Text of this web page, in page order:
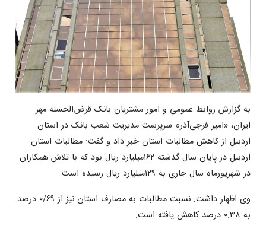
به گزارش روابط عمومی و امور مشتریان بانک قرض‌الحسنه مهر
ایران، «امیر فرجی‌آذر» سرپرست مدیریت شعب بانک در استان
اردبیل از کاهش مطالبات استان خبر داد و گفت: مطالبات استان
اردبیل در پایان سال گذشته ۱۶۲میلیارد ریال بود که با تلاش همکاران
در شهریورماه سال جاری به ۱۲۹میلیارد ریال رسیده است.
وی اظهار داشت: نسبت مطالبات به مصارف استان نیز از ۰/۶۹ درصد
به ۰.۳۸ درصد کاهش یافته است.